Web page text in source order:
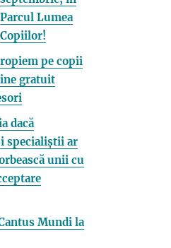
Parcul Lumea
Copiilor!
pe copii
gratuit
dacă
specialiștii ar
unii cu
Mundi la